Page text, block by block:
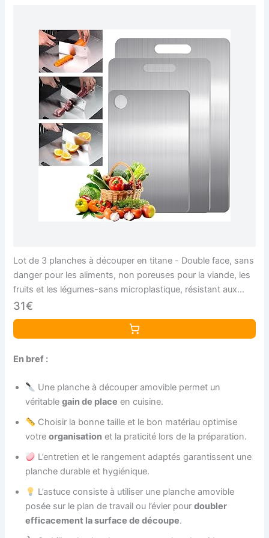
Lot de 3 planches à découper en titane - Double face, sans
danger pour les aliments, non poreuses pour la viande, les
fruits et les légumes-sans microplastique, résistant aux
odeurs, coffres-forts
31€
En bref :
Une planche à découper amovible permet un
véritablegain de place en cuisine.
Choisir la bonne taille et le bon matériau optimise
votreorganisation et la praticité lors de la préparation.
L’entretien et le rangement adaptés garantissent une
planche durable et hygiénique.
L’astuce consiste à utiliser une planche amovible
posée sur le plan de travail ou l’évier pourdoubler
efficacement la surface de découpe.